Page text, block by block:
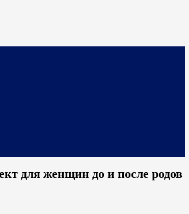
для женщин до и после родов